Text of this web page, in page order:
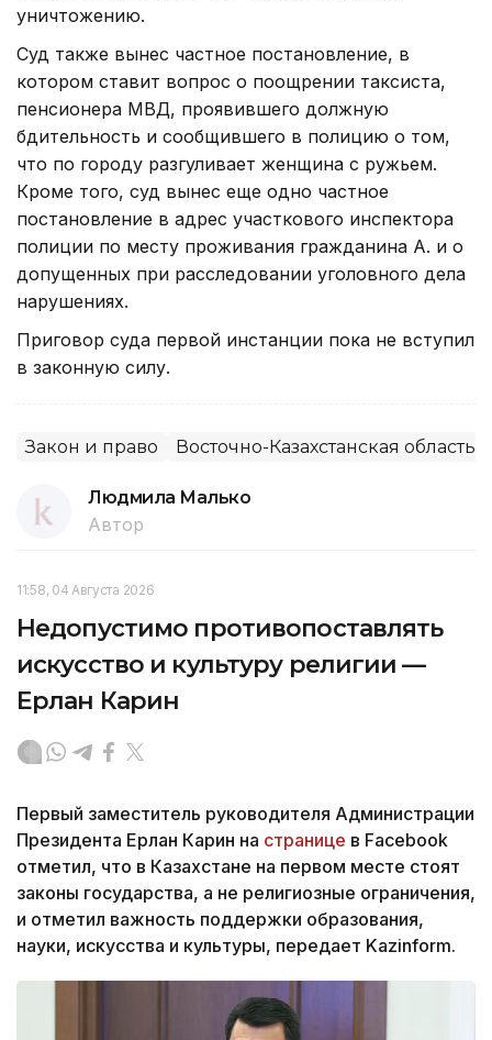
уничтожению.
Суд также вынес частное постановление, в
котором ставит вопрос о поощрении таксиста,
пенсионера МВД, проявившего должную
бдительность и сообщившего в полицию о том,
что по городу разгуливает женщина с ружьем.
Кроме того, суд вынес еще одно частное
постановление в адрес участкового инспектора
полиции по месту проживания гражданина А. и о
допущенных при расследовании уголовного дела
нарушениях.
Приговор суда первой инстанции пока не вступил
в законную силу.
Закон и право Восточно-Казахстанская область
Людмила Малько
Автор
11:58, 04 Августа 2026
Недопустимо противопоставлять
искусство и культуру религии —
Ерлан Карин
Первый заместитель руководителя Администрации
Президента Ерлан Карин на странице в Facebook
отметил, что в Казахстане на первом месте стоят
законы государства, а не религиозные ограничения,
и отметил важность поддержки образования,
науки, искусства и культуры, передает Kazinform.